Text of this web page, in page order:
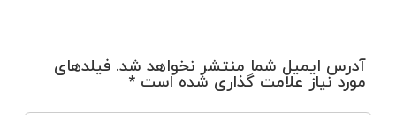
آدرس ایمیل شما منتشر نخواهد شد. فیلدهای
مورد نیاز علامت گذاری شده است *